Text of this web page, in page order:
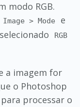
modo RGB.
Image > Mode
e
RGB
a imagem for
o Photoshop
processar o